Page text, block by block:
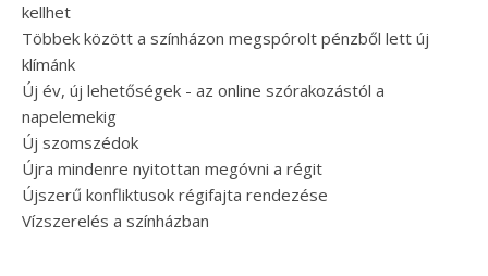
kellhet
Többek között a színházon megspórolt pénzből lett új
klímánk
Új év, új lehetőségek - az online szórakozástól a
napelemekig
Új szomszédok
Újra mindenre nyitottan megóvni a régit
Újszerű konfliktusok régifajta rendezése
Vízszerelés a színházban